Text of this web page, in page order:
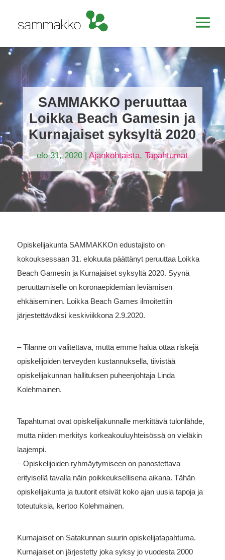
SAMMAKKO peruuttaa
Loikka Beach Gamesin ja
Kurnajaiset syksyltä 2020
elo 31, 2020|Ajankohtaista,Tapahtumat
Opiskelijakunta SAMMAKKOn edustajisto on
kokouksessaan 31. elokuuta päättänyt peruuttaa Loikka
Beach Gamesin ja Kurnajaiset syksyltä 2020. Syynä
peruuttamiselle on koronaepidemian leviämisen
ehkäiseminen. Loikka Beach Games ilmoitettiin
järjestettäväksi keskiviikkona 2.9.2020.
– Tilanne on valitettava, mutta emme halua ottaa riskejä
opiskelijoiden terveyden kustannuksella, tiivistää
opiskelijakunnan hallituksen puheenjohtaja Linda
Kolehmainen.
Tapahtumat ovat opiskelijakunnalle merkittävä tulonlähde,
mutta niiden merkitys korkeakouluyhteisössä on vieläkin
laajempi.
– Opiskelijoiden ryhmäytymiseen on panostettava
erityisellä tavalla näin poikkeuksellisena aikana. Tähän
opiskelijakunta ja tuutorit etsivät koko ajan uusia tapoja ja
toteutuksia, kertoo Kolehmainen.
Kurnajaiset on Satakunnan suurin opiskelijatapahtuma.
Kurnajaiset on järjestetty joka syksy jo vuodesta 2000